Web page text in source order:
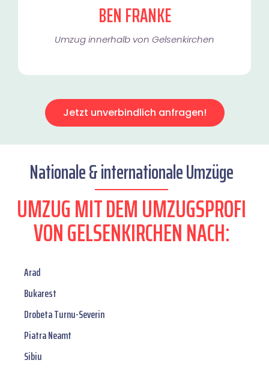
BEN FRANKE
Umzug innerhalb von Gelsenkirchen​
Jetzt unverbindlich anfragen!
Nationale & internationale Umzüge
UMZUG MIT DEM UMZUGSPROFI
VON GELSENKIRCHEN NACH:
Arad
Bukarest
Drobeta Turnu-Severin
Piatra Neamt
Sibiu